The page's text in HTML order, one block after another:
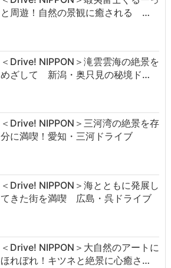
と周遊！自然の景観に癒される …
＜Drive! NIPPON＞滝雲雲海の絶景を
めざして 新潟・奥只見の秘境ド…
＜Drive! NIPPON＞三河湾の絶景を存
分に満喫！愛知・三河ドライブ
＜Drive! NIPPON＞海とともに発展し
てきた街を満喫 広島・呉ドライブ
＜Drive! NIPPON＞大自然のアートに
ほれぼれ！キツネと絶景に心癒さ…